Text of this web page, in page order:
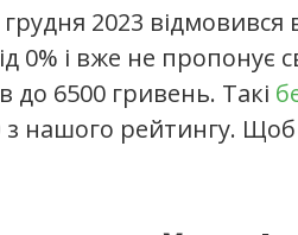
2023 відмовився
0% і вже не пропонує
до 6500 гривень. Такі
нашого рейтингу. Щоб